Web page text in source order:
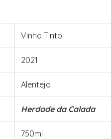
Vinho Tinto
2021
Alentejo
Herdade da Calada
750ml